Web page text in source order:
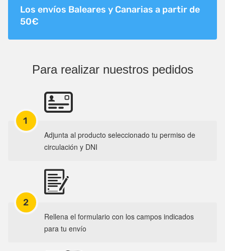
Los envíos Baleares y Canarias a partir de
50€
Para realizar nuestros pedidos
1
Adjunta al producto seleccionado tu permiso de
circulación y DNI
2
Rellena el formulario con los campos indicados
para tu envío